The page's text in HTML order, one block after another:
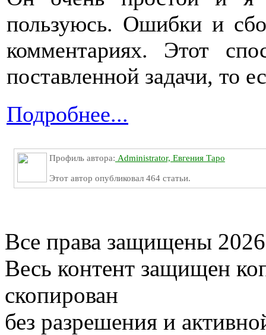
пользуюсь. Ошибки и
комментариях. Этот
поставленной задачи, то
Подробнее...
Профиль автора: Administrator, Евгения Таро
Этот автор опубликовал 464 статьи.
Все права защищены 2026
Весь контент защищен
скопирован
без разрешения и